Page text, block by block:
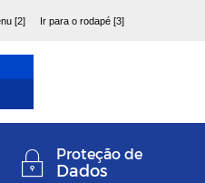
[2] Ir para o rodapé [3]
Proteção de
Dados